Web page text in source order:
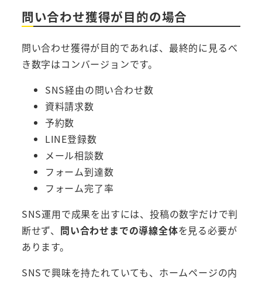
問い合わせ獲得が目的の場合
問い合わせ獲得が目的であれば、最終的に見るべ
き数字はコンバージョンです。
SNS経由の問い合わせ数
資料請求数
予約数
LINE登録数
メール相談数
フォーム到達数
フォーム完了率
SNS運用で成果を出すには、投稿の数字だけで判
断せず、 問い合わせまでの導線全体を見る必要が
あります。
SNSで興味を持たれていても、ホームページの内